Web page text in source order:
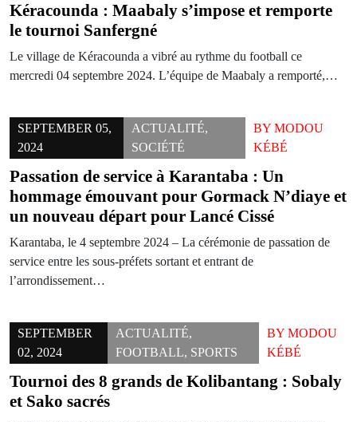
Kéracounda : Maabaly s’impose et remporte
le tournoi Sanfergné
Le village de Kéracounda a vibré au rythme du football ce
mercredi 04 septembre 2024. L’équipe de Maabaly a remporté,…
SEPTEMBER 05,
2024
ACTUALITÉ,
SOCIÉTÉ
BYMODOU
KÉBÉ
Passation de service à Karantaba : Un
hommage émouvant pour Gormack N’diaye et
un nouveau départ pour Lancé Cissé
Karantaba, le 4 septembre 2024 – La cérémonie de passation de
service entre les sous-préfets sortant et entrant de
l’arrondissement…
SEPTEMBER
02, 2024
ACTUALITÉ,
FOOTBALL, SPORTS
BYMODOU
KÉBÉ
Tournoi des 8 grands de Kolibantang : Sobaly
et Sako sacrés